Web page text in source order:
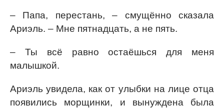
– Папа, перестань, – смущённо сказала
Ариэль. – Мне пятнадцать, а не пять.
– Ты всё равно остаёшься для меня
малышкой.
Ариэль увидела, как от улыбки на лице отца
появились морщинки, и вынуждена была